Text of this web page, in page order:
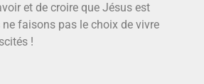
et de croire que Jésus est
faisons pas le choix de vivre
!